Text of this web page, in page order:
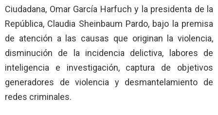
Ciudadana, Omar García Harfuch y la presidenta de la
República, Claudia Sheinbaum Pardo, bajo la premisa
de atención a las causas que originan la violencia,
disminución de la incidencia delictiva, labores de
inteligencia e investigación, captura de objetivos
generadores de violencia y desmantelamiento de
redes criminales.